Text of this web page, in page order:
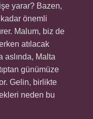
yarar? Bazen,
önemli
Malum, biz de
atılacak
aslında, Malta
günümüze
Gelin, birlikte
neden bu